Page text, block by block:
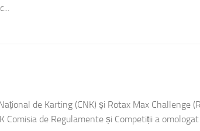
de Karting (CNK) și Rotax Max Challenge
Comisia de Regulamente și Competiții a omologat